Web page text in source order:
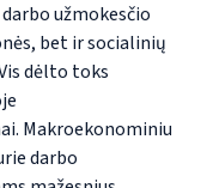
užmokesčio
bet ir socialinių
dėlto toks
Makroekonominiu
darbo